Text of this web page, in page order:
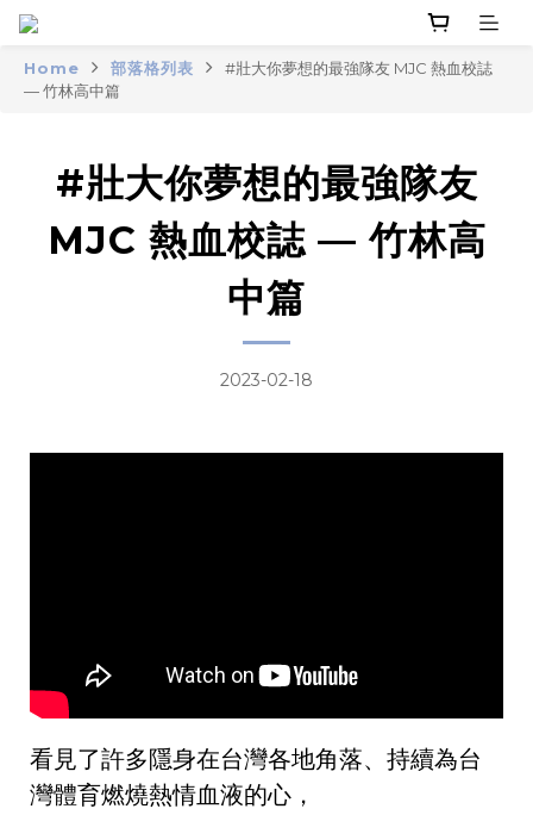
Home 部落格列表
#壯大你夢想的最強隊友 MJC 熱血校誌
— 竹林高中篇
#壯大你夢想的最強隊友
MJC 熱血校誌 — 竹林高
中篇
2023-02-18
看見了許多隱身在台灣各地角落、持續為台
灣體育燃燒熱情血液的心，